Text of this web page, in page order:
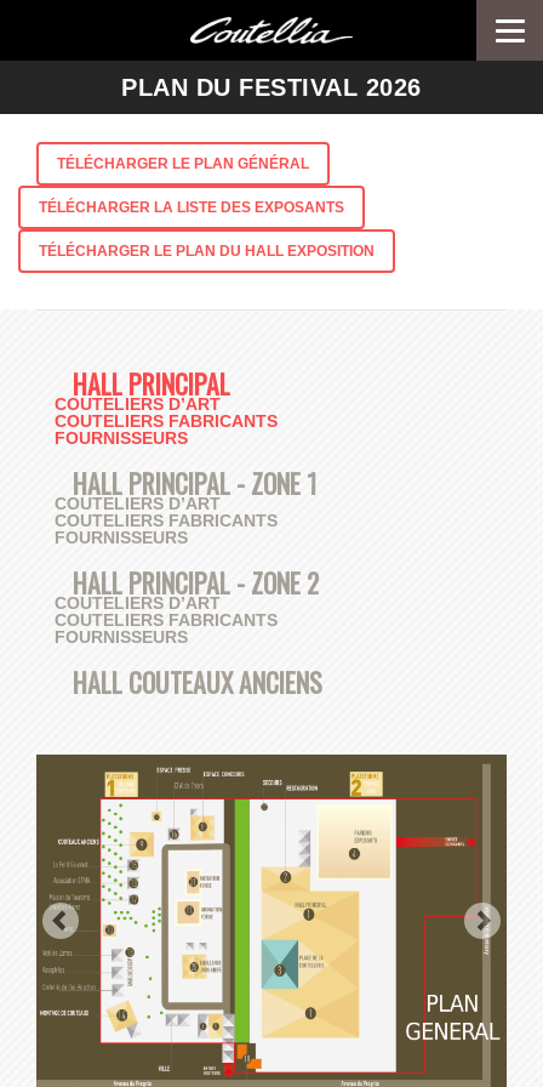
PLAN DU FESTIVAL 2026
TÉLÉCHARGER LE PLAN GÉNÉRAL
TÉLÉCHARGER LA LISTE DES EXPOSANTS
TÉLÉCHARGER LE PLAN DU HALL EXPOSITION
HALL PRINCIPAL
COUTELIERS D’ART
COUTELIERS FABRICANTS
FOURNISSEURS
HALL PRINCIPAL - ZONE 1
COUTELIERS D’ART
COUTELIERS FABRICANTS
FOURNISSEURS
HALL PRINCIPAL - ZONE 2
COUTELIERS D’ART
COUTELIERS FABRICANTS
FOURNISSEURS
HALL COUTEAUX ANCIENS